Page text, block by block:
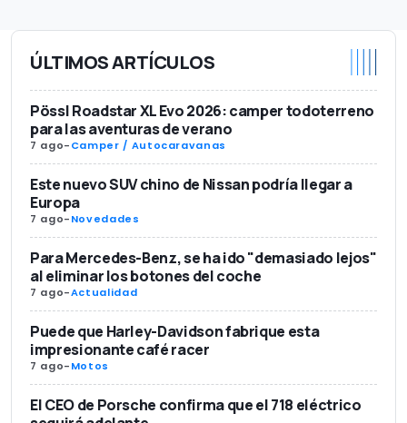
ÚLTIMOS ARTÍCULOS
Pössl Roadstar XL Evo 2026: camper todoterreno
para las aventuras de verano
7 ago-Camper / Autocaravanas
Este nuevo SUV chino de Nissan podría llegar a
Europa
7 ago-Novedades
Para Mercedes-Benz, se ha ido "demasiado lejos"
al eliminar los botones del coche
7 ago-Actualidad
Puede que Harley-Davidson fabrique esta
impresionante café racer
7 ago-Motos
El CEO de Porsche confirma que el 718 eléctrico